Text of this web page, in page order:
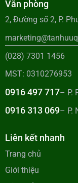
Văn phòng
2, Đường số 2, P.
(028) 7301 1456
MST: 0310276953
0916 497 717– P.
0916 313 069– P.
Liên kết nhanh
Trang chủ
Giới thiệu